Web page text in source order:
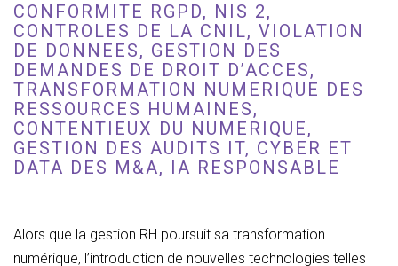
CONFORMITE RGPD, NIS 2,
CONTROLES DE LA CNIL, VIOLATION
DE DONNEES, GESTION DES
DEMANDES DE DROIT D’ACCES,
TRANSFORMATION NUMERIQUE DES
RESSOURCES HUMAINES,
CONTENTIEUX DU NUMERIQUE,
GESTION DES AUDITS IT, CYBER ET
DATA DES M&A, IA RESPONSABLE
Alors que la gestion RH poursuit sa transformation
numérique, l’introduction de nouvelles technologies telles